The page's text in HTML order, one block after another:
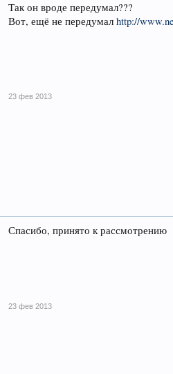
Так он вроде передумал???
Вот, ещё не передумал http://
23 фев 2013
Спасибо, принято к рассмотрению
23 фев 2013